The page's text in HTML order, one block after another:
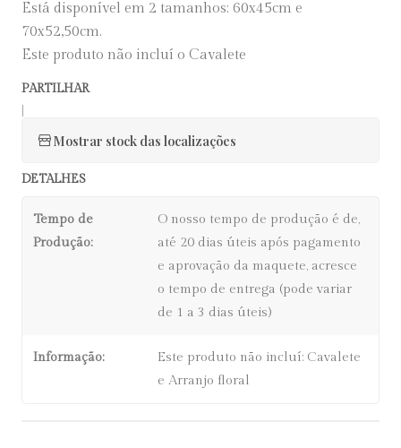
Está disponível em 2 tamanhos: 60x45cm e
70x52,50cm.
Este produto não incluí o Cavalete
PARTILHAR
Mostrar stock das localizações
DETALHES
Tempo de
Produção:
O nosso tempo de produção é de,
até 20 dias úteis após pagamento
e aprovação da maquete, acresce
o tempo de entrega (pode variar
de 1 a 3 dias úteis)
Informação:
Este produto não incluí: Cavalete
e Arranjo floral